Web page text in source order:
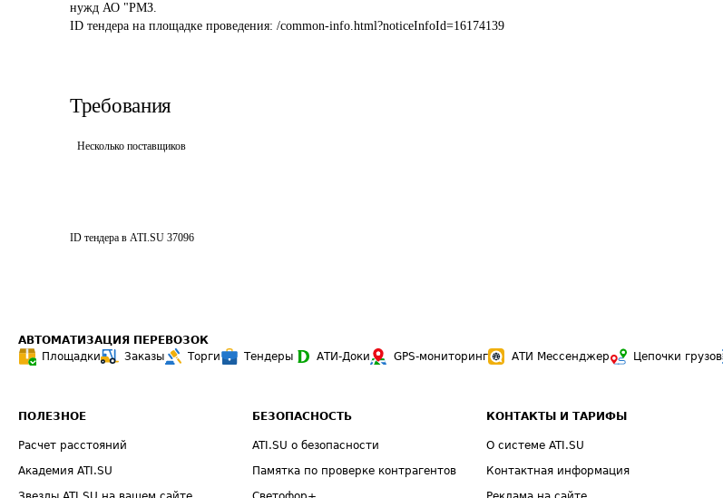
нужд АО "РМЗ.
ID тендера на площадке проведения: /common-info.html?noticeInfoId=16174139
Требования
Несколько поставщиков
ID тендера в ATI.SU 37096
АВТОМАТИЗАЦИЯ ПЕРЕВОЗОК
Площадки
Заказы Торги Тендеры АТИ-Доки GPS-мониторинг АТИ Мессенджер Цепочки грузов
ПОЛЕЗНОЕ
Расчет расстояний
Академия ATI.SU
БЕЗОПАСНОСТЬ
ATI.SU о безопасности
Памятка по проверке контрагентов
КОНТАКТЫ И ТАРИФЫ
О системе ATI.SU
Контактная информация